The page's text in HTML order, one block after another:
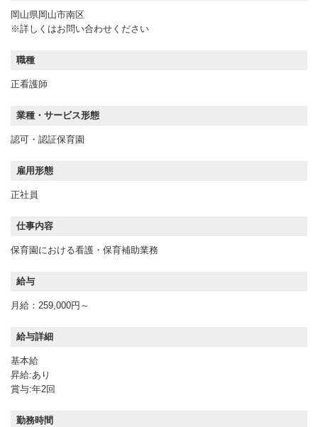
岡山県岡山市南区
※詳しくはお問い合わせください
職種
正看護師
業種・サービス形態
認可・認証保育園
雇用形態
正社員
仕事内容
保育園における看護・保育補助業務
給与
月給：259,000円～
給与詳細
基本給
昇給:あり
賞与:年2回
勤務時間